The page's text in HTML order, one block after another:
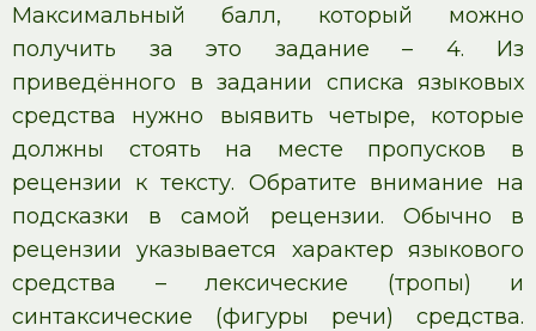
Максимальный балл, который можно
получить за это задание – 4. Из
приведённого в задании списка языковых
средства нужно выявить четыре, которые
должны стоять на месте пропусков в
рецензии к тексту. Обратите внимание на
подсказки в самой рецензии. Обычно в
рецензии указывается характер языкового
средства – лексические (тропы) и
синтаксические (фигуры речи) средства.